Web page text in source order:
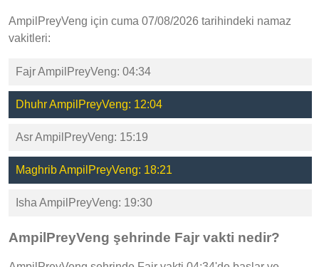
AmpilPreyVeng için cuma 07/08/2026 tarihindeki namaz
vakitleri:
Fajr AmpilPreyVeng: 04:34
Dhuhr AmpilPreyVeng: 12:04
Asr AmpilPreyVeng: 15:19
Maghrib AmpilPreyVeng: 18:21
Isha AmpilPreyVeng: 19:30
AmpilPreyVeng şehrinde Fajr vakti nedir?